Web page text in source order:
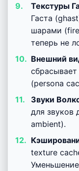
Текстуры
Гаста
шарами
теперь не
Внешний
(persona
Звуки
для звуков
ambient).
texture